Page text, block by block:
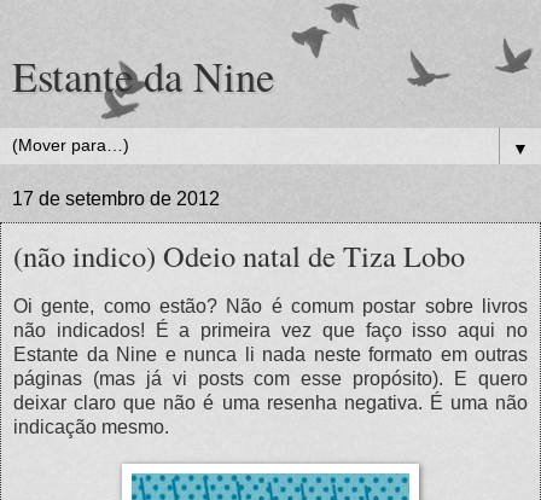
Estante da Nine
▼
17 de setembro de 2012
(não indico) Odeio natal de Tiza Lobo
Oi gente, como estão? Não é comum postar sobre livros
não indicados! É a primeira vez que faço isso aqui no
Estante da Nine e nunca li nada neste formato em outras
páginas (mas já vi posts com esse propósito). E quero
deixar claro que não é uma resenha negativa. É uma não
indicação mesmo.